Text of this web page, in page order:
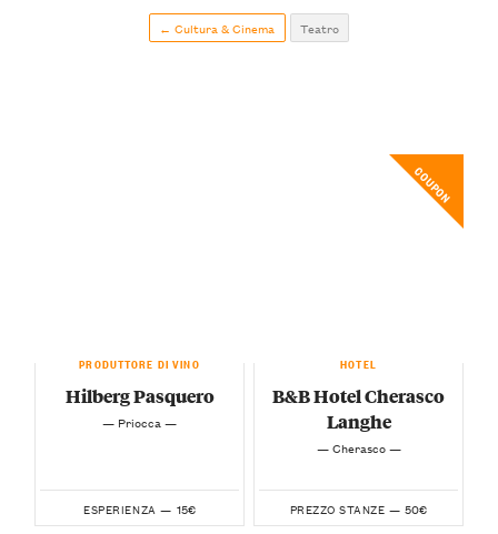
← Cultura & Cinema Teatro
PRODUTTORE DI VINO
Hilberg Pasquero
— Priocca —
ESPERIENZA — 15€
COUPON
HOTEL
B&B Hotel Cherasco
Langhe
— Cherasco —
PREZZO STANZE — 50€